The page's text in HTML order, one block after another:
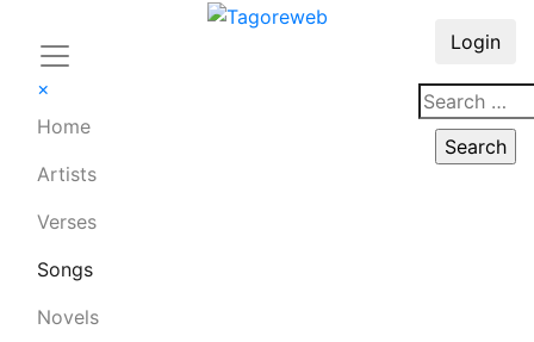
×
Home
Artists
Verses
Songs
Novels
Login